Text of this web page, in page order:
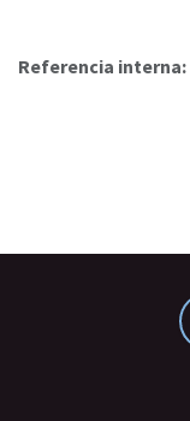
Referencia interna: